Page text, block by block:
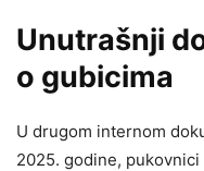
Unutrašnji
o gubicima
U drugom internom
2025. godine,